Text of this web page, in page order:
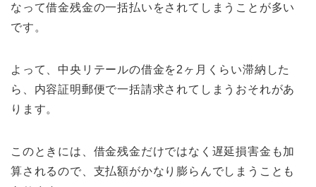
なって借金残金の一括払いをされてしまうことが多い
です。
よって、中央リテールの借金を2ヶ月くらい滞納した
ら、内容証明郵便で一括請求されてしまうおそれがあ
ります。
このときには、借金残金だけではなく遅延損害金も加
算されるので、支払額がかなり膨らんでしまうことも